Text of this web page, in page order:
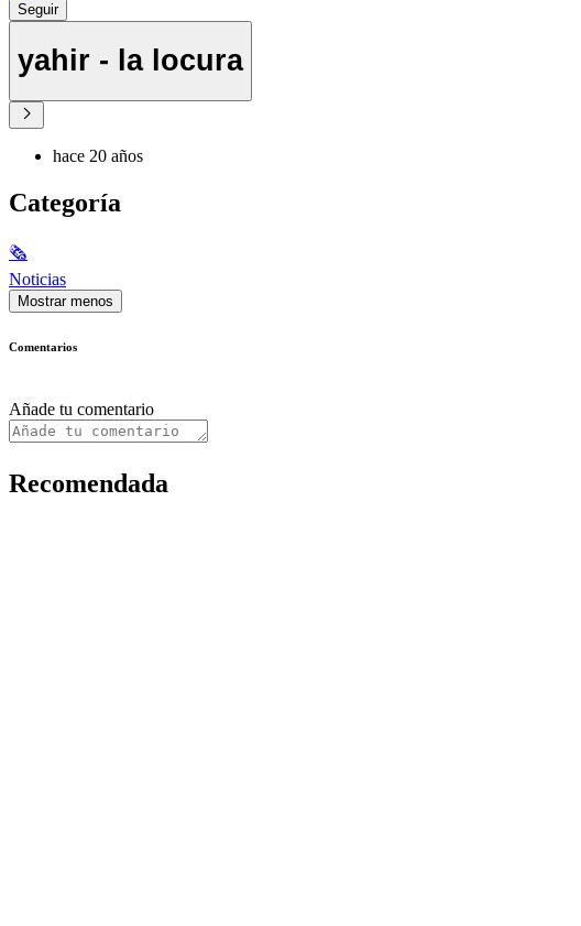
Seguir
yahir - la locura
hace 20 años
Categoría
🗞
Noticias
Mostrar menos
Comentarios
Añade tu comentario
Recomendada